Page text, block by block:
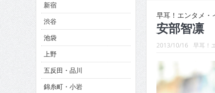
CINEMA×STYLE 290号
CINEMA×STYLE 289号
CINEMA×STYLE 288号
CINEMA×STYLE 287号
CINEMA×STYLE 286号
早耳！エンタメ
安部智凛
2013/10/16 早耳！
新宿
渋谷
池袋
上野
五反田・品川
錦糸町・小岩